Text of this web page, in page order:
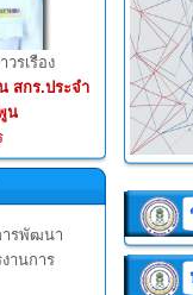
รเรือง
สกร.ประจำ
น
ารพัฒนา
านการ